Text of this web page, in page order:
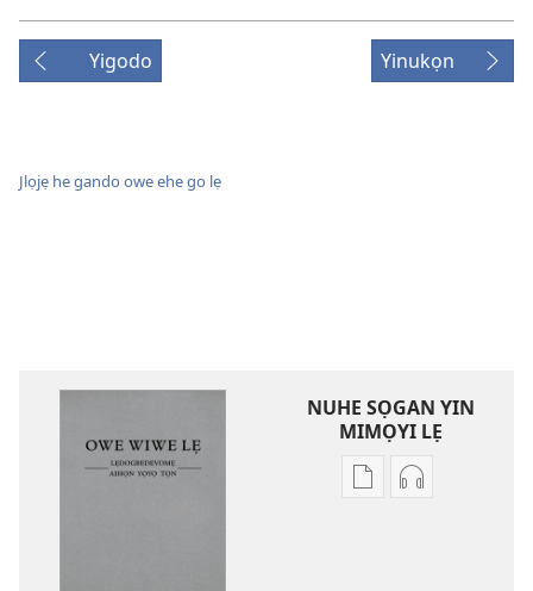
Yigodo Yinukọn
Jlọjẹ he gando owe ehe go lẹ
NUHE SỌGAN YIN
MIMỌYI LẸ
Lehe Lehe